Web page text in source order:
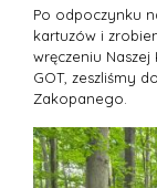
Po odpoczynku
kartuzów i
wręczeniu
GOT, zeszliśmy
Zakopanego.